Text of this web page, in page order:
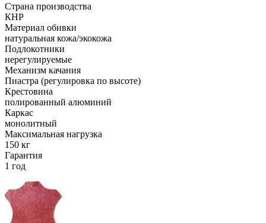
Страна производства
КНР
Материал обивки
натуральная кожа/экокожа
Подлокотники
нерегулируемые
Механизм качания
Пиастра (регулировка по высоте)
Крестовина
полированный алюминий
Каркас
монолитный
Максимальная нагрузка
150 кг
Гарантия
1 год